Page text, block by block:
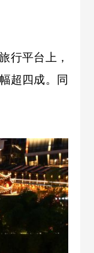
行平台上，
超四成。同